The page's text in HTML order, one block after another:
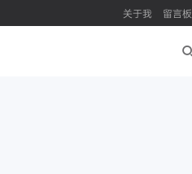
关于我 留言板